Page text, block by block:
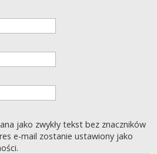
jako zwykły tekst bez znaczników
e-mail zostanie ustawiony jako